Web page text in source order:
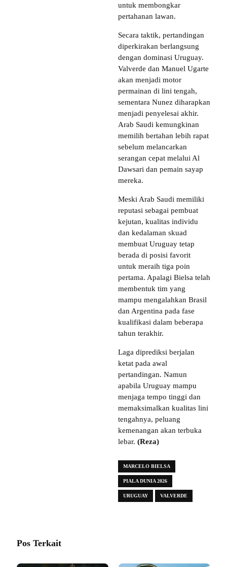
untuk membongkar
pertahanan lawan.
Secara taktik, pertandingan
diperkirakan berlangsung
dengan dominasi Uruguay.
Valverde dan Manuel Ugarte
akan menjadi motor
permainan di lini tengah,
sementara Nunez diharapkan
menjadi penyelesai akhir.
Arab Saudi kemungkinan
memilih bertahan lebih rapat
sebelum melancarkan
serangan cepat melalui Al
Dawsari dan pemain sayap
mereka.
Meski Arab Saudi memiliki
reputasi sebagai pembuat
kejutan, kualitas individu
dan kedalaman skuad
membuat Uruguay tetap
berada di posisi favorit
untuk meraih tiga poin
pertama. Apalagi Bielsa telah
membentuk tim yang
mampu mengalahkan Brasil
dan Argentina pada fase
kualifikasi dalam beberapa
tahun terakhir.
Laga diprediksi berjalan
ketat pada awal
pertandingan. Namun
apabila Uruguay mampu
menjaga tempo tinggi dan
memaksimalkan kualitas lini
tengahnya, peluang
kemenangan akan terbuka
lebar. (Reza)
MARCELO BIELSA
PIALA DUNIA 2026
URUGUAY VALVERDE
Pos Terkait